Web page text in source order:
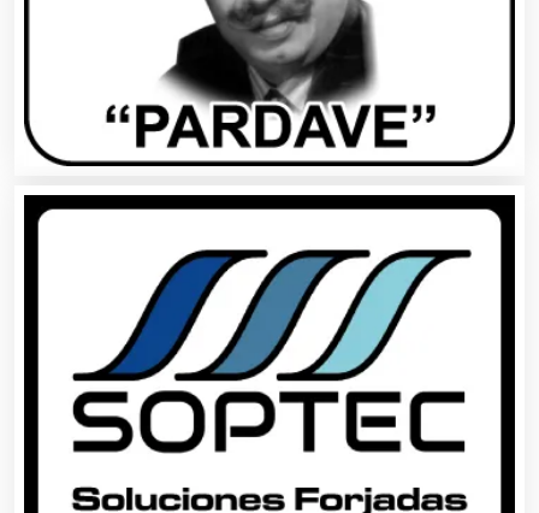
Asesores Técnicos
Asesoría Fiscal
Asociaciones Civiles
Asociaciones Empresariales
Audio, Sonido e Iluminación